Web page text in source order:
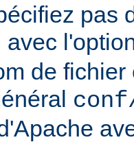
pas
avec
de